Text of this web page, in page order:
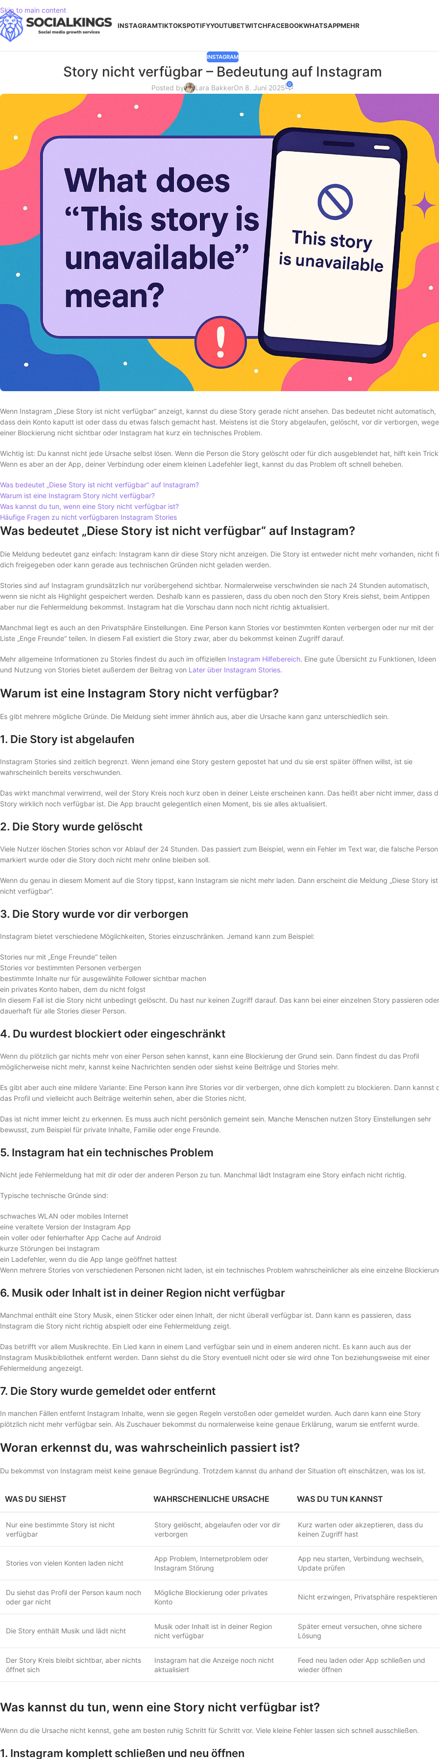
Skip to main content
INSTAGRAMTIKTOKSPOTIFYYOUTUBETWITCHFACEBOOKWHATSAPPMEHR
INSTAGRAM
Story nicht verfügbar – Bedeutung auf Instagram
Posted by Lara BakkerOn 8. Juni 2025 0
Wenn Instagram „Diese Story ist nicht verfügbar“ anzeigt, kannst du diese Story gerade nicht ansehen. Das bedeutet nicht automatisch,
dass dein Konto kaputt ist oder dass du etwas falsch gemacht hast. Meistens ist die Story abgelaufen, gelöscht, vor dir verborgen,
einer Blockierung nicht sichtbar oder Instagram hat kurz ein technisches Problem.
Wichtig ist: Du kannst nicht jede Ursache selbst lösen. Wenn die Person die Story gelöscht oder für dich ausgeblendet hat, hilft kein
Wenn es aber an der App, deiner Verbindung oder einem kleinen Ladefehler liegt, kannst du das Problem oft schnell beheben.
Was bedeutet „Diese Story ist nicht verfügbar“ auf Instagram?
Warum ist eine Instagram Story nicht verfügbar?
Was kannst du tun, wenn eine Story nicht verfügbar ist?
Häufige Fragen zu nicht verfügbaren Instagram Stories
Was bedeutet „Diese Story ist nicht verfügbar“ auf Instagram?
Die Meldung bedeutet ganz einfach: Instagram kann dir diese Story nicht anzeigen. Die Story ist entweder nicht mehr vorhanden, nicht
dich freigegeben oder kann gerade aus technischen Gründen nicht geladen werden.
Stories sind auf Instagram grundsätzlich nur vorübergehend sichtbar. Normalerweise verschwinden sie nach 24 Stunden automatisch,
wenn sie nicht als Highlight gespeichert werden. Deshalb kann es passieren, dass du oben noch den Story Kreis siehst, beim Antippen
aber nur die Fehlermeldung bekommst. Instagram hat die Vorschau dann noch nicht richtig aktualisiert.
Manchmal liegt es auch an den Privatsphäre Einstellungen. Eine Person kann Stories vor bestimmten Konten verbergen oder nur mit der
Liste „Enge Freunde“ teilen. In diesem Fall existiert die Story zwar, aber du bekommst keinen Zugriff darauf.
Mehr allgemeine Informationen zu Stories findest du auch im offiziellen Instagram Hilfebereich. Eine gute Übersicht zu Funktionen, Ideen
und Nutzung von Stories bietet außerdem der Beitrag von Later über Instagram Stories.
Warum ist eine Instagram Story nicht verfügbar?
Es gibt mehrere mögliche Gründe. Die Meldung sieht immer ähnlich aus, aber die Ursache kann ganz unterschiedlich sein.
1. Die Story ist abgelaufen
Instagram Stories sind zeitlich begrenzt. Wenn jemand eine Story gestern gepostet hat und du sie erst später öffnen willst, ist sie
wahrscheinlich bereits verschwunden.
Das wirkt manchmal verwirrend, weil der Story Kreis noch kurz oben in deiner Leiste erscheinen kann. Das heißt aber nicht immer, dass
Story wirklich noch verfügbar ist. Die App braucht gelegentlich einen Moment, bis sie alles aktualisiert.
2. Die Story wurde gelöscht
Viele Nutzer löschen Stories schon vor Ablauf der 24 Stunden. Das passiert zum Beispiel, wenn ein Fehler im Text war, die falsche Person
markiert wurde oder die Story doch nicht mehr online bleiben soll.
Wenn du genau in diesem Moment auf die Story tippst, kann Instagram sie nicht mehr laden. Dann erscheint die Meldung „Diese Story ist
nicht verfügbar“.
3. Die Story wurde vor dir verborgen
Instagram bietet verschiedene Möglichkeiten, Stories einzuschränken. Jemand kann zum Beispiel:
Stories nur mit „Enge Freunde“ teilen
Stories vor bestimmten Personen verbergen
bestimmte Inhalte nur für ausgewählte Follower sichtbar machen
ein privates Konto haben, dem du nicht folgst
In diesem Fall ist die Story nicht unbedingt gelöscht. Du hast nur keinen Zugriff darauf. Das kann bei einer einzelnen Story passieren oder
dauerhaft für alle Stories dieser Person.
4. Du wurdest blockiert oder eingeschränkt
Wenn du plötzlich gar nichts mehr von einer Person sehen kannst, kann eine Blockierung der Grund sein. Dann findest du das Profil
möglicherweise nicht mehr, kannst keine Nachrichten senden oder siehst keine Beiträge und Stories mehr.
Es gibt aber auch eine mildere Variante: Eine Person kann ihre Stories vor dir verbergen, ohne dich komplett zu blockieren. Dann kannst
das Profil und vielleicht auch Beiträge weiterhin sehen, aber die Stories nicht.
Das ist nicht immer leicht zu erkennen. Es muss auch nicht persönlich gemeint sein. Manche Menschen nutzen Story Einstellungen sehr
bewusst, zum Beispiel für private Inhalte, Familie oder enge Freunde.
5. Instagram hat ein technisches Problem
Nicht jede Fehlermeldung hat mit dir oder der anderen Person zu tun. Manchmal lädt Instagram eine Story einfach nicht richtig.
Typische technische Gründe sind:
schwaches WLAN oder mobiles Internet
eine veraltete Version der Instagram App
ein voller oder fehlerhafter App Cache auf Android
kurze Störungen bei Instagram
ein Ladefehler, wenn du die App lange geöffnet hattest
Wenn mehrere Stories von verschiedenen Personen nicht laden, ist ein technisches Problem wahrscheinlicher als eine einzelne
6. Musik oder Inhalt ist in deiner Region nicht verfügbar
Manchmal enthält eine Story Musik, einen Sticker oder einen Inhalt, der nicht überall verfügbar ist. Dann kann es passieren, dass
Instagram die Story nicht richtig abspielt oder eine Fehlermeldung zeigt.
Das betrifft vor allem Musikrechte. Ein Lied kann in einem Land verfügbar sein und in einem anderen nicht. Es kann auch aus der
Instagram Musikbibliothek entfernt werden. Dann siehst du die Story eventuell nicht oder sie wird ohne Ton beziehungsweise mit einer
Fehlermeldung angezeigt.
7. Die Story wurde gemeldet oder entfernt
In manchen Fällen entfernt Instagram Inhalte, wenn sie gegen Regeln verstoßen oder gemeldet wurden. Auch dann kann eine Story
plötzlich nicht mehr verfügbar sein. Als Zuschauer bekommst du normalerweise keine genaue Erklärung, warum sie entfernt wurde.
Woran erkennst du, was wahrscheinlich passiert ist?
Du bekommst von Instagram meist keine genaue Begründung. Trotzdem kannst du anhand der Situation oft einschätzen, was los ist.
WAS DU SIEHST WAHRSCHEINLICHE URSACHE WAS DU TUN KANNST
Nur eine bestimmte Story ist nicht
verfügbar
Story gelöscht, abgelaufen oder vor dir
verborgen
Kurz warten oder akzeptieren, dass du
keinen Zugriff hast
Stories von vielen Konten laden nicht
App Problem, Internetproblem oder
Instagram Störung
App neu starten, Verbindung wechseln,
Update prüfen
Du siehst das Profil der Person kaum noch
oder gar nicht
Mögliche Blockierung oder privates
Konto
Nicht erzwingen, Privatsphäre respektieren
Die Story enthält Musik und lädt nicht
Musik oder Inhalt ist in deiner Region
nicht verfügbar
Später erneut versuchen, ohne sichere
Lösung
Der Story Kreis bleibt sichtbar, aber nichts
öffnet sich
Instagram hat die Anzeige noch nicht
aktualisiert
Feed neu laden oder App schließen und
wieder öffnen
Was kannst du tun, wenn eine Story nicht verfügbar ist?
Wenn du die Ursache nicht kennst, gehe am besten ruhig Schritt für Schritt vor. Viele kleine Fehler lassen sich schnell ausschließen.
1. Instagram komplett schließen und neu öffnen